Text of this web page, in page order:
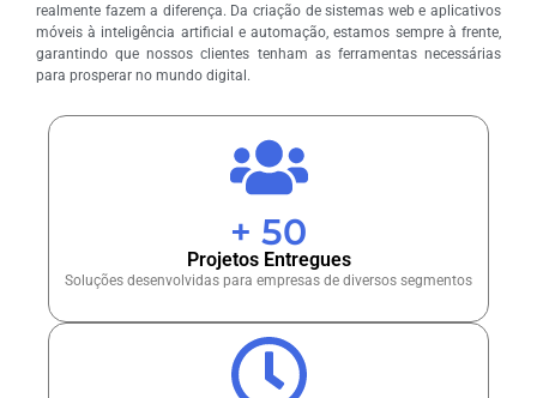
realmente fazem a diferença. Da criação de sistemas web e aplicativos
móveis à inteligência artificial e automação, estamos sempre à frente,
garantindo que nossos clientes tenham as ferramentas necessárias
para prosperar no mundo digital.
+ 50
Projetos Entregues
Soluções desenvolvidas para empresas de diversos segmentos